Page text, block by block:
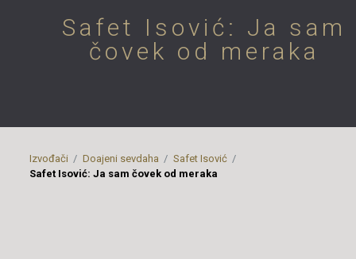
Safet Isović: Ja sam
čovek od meraka
Izvođači Doajeni sevdaha
Safet Isović
Safet Isović: Ja sam čovek od meraka